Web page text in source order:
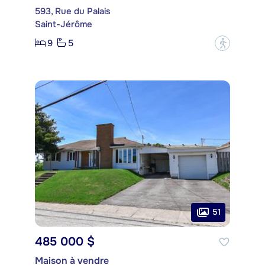
593, Rue du Palais
Saint-Jérôme
9
5 ?
51
485 000 $
Maison à vendre